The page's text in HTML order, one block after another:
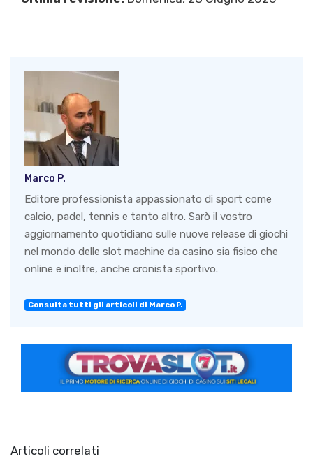
Marco P.
Editore professionista appassionato di sport come
calcio, padel, tennis e tanto altro. Sarò il vostro
aggiornamento quotidiano sulle nuove release di giochi
nel mondo delle slot machine da casino sia fisico che
online e inoltre, anche cronista sportivo.
Consulta tutti gli articoli di Marco P.
Articoli correlati